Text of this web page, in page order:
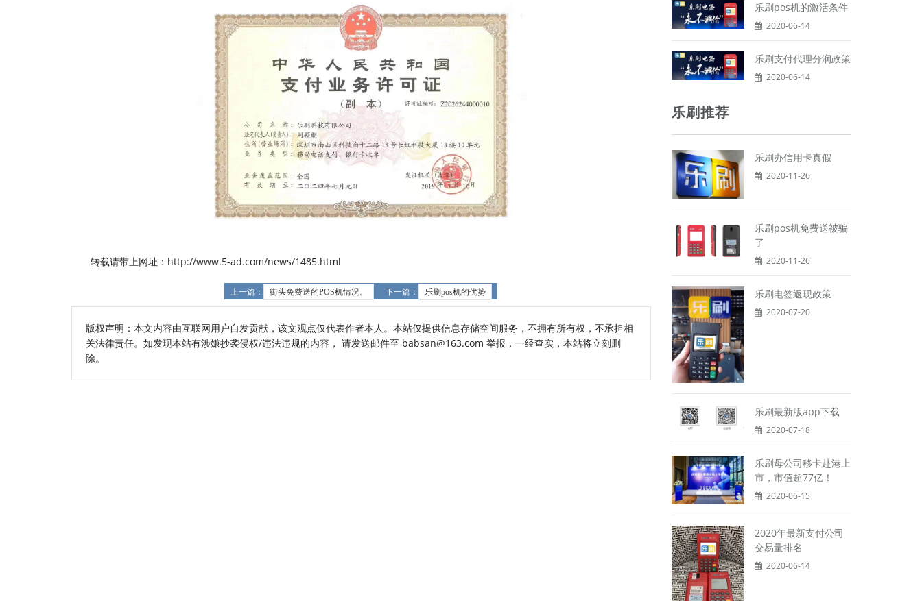
转载请带上网址：http://www.5-ad.com/news/1485.html
上一篇： 街头免费送的POS机情况。 下一篇： 乐刷pos机的优势
版权声明：本文内容由互联网用户自发贡献，该文观点仅代表作者本人。本站仅提供信息存储空间服务，不拥有所有权，不承担相
关法律责任。如发现本站有涉嫌抄袭侵权/违法违规的内容， 请发送邮件至 babsan@163.com 举报，一经查实，本站将立刻删
除。
乐刷pos机的激活条件
2020-06-14
乐刷支付代理分润政策
2020-06-14
乐刷推荐
乐刷办信用卡真假
2020-11-26
乐刷pos机免费送被骗
了
2020-11-26
乐刷电签返现政策
2020-07-20
乐刷最新版app下载
2020-07-18
乐刷母公司移卡赴港上
市，市值超77亿！
2020-06-15
2020年最新支付公司
交易量排名
2020-06-14